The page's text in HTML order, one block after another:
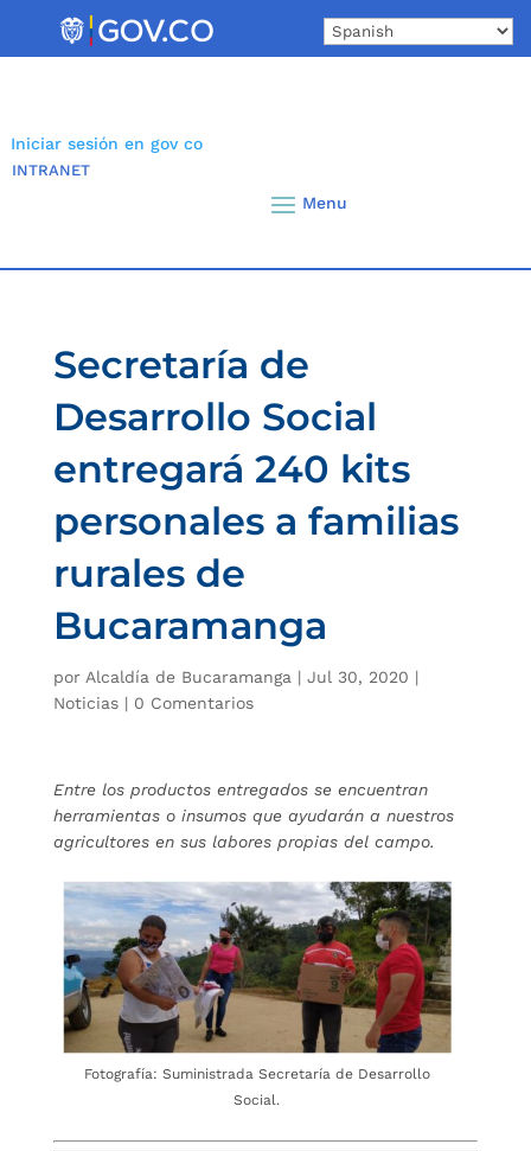
Iniciar sesión en gov co
INTRANET
Secretaría de
Desarrollo Social
entregará 240 kits
personales a familias
rurales de
Bucaramanga
por Alcaldía de Bucaramanga | Jul 30, 2020 |
Noticias| 0 Comentarios
Entre los productos entregados se encuentran
herramientas o insumos que ayudarán a nuestros
agricultores en sus labores propias del campo.
Fotografía: Suministrada Secretaría de Desarrollo
Social.